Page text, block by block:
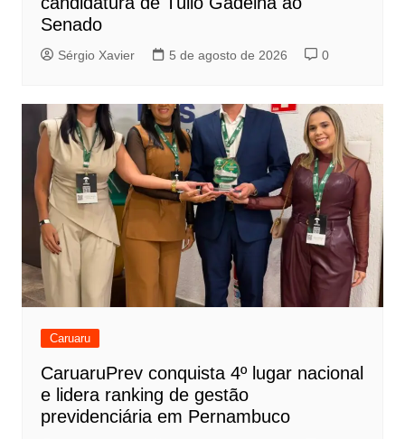
Senado
Sérgio Xavier 5 de agosto de 2026 0
Caruaru
CaruaruPrev conquista 4º lugar nacional
e lidera ranking de gestão
previdenciária em Pernambuco